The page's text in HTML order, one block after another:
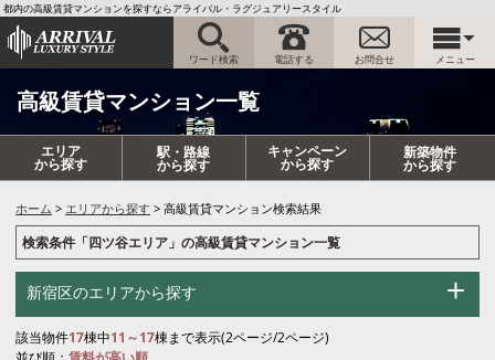
都内の高級賃貸マンションを探すならアライバル・ラグジュアリースタイル
ワード検索 電話する お問合せ メニュー
高級賃貸マンション一覧
エリア
から探す
駅・路線
から探す
キャンペーン
から探す
新築物件
から探す
ホーム エリアから探す 高級賃貸マンション検索結果
検索条件「四ツ谷エリア」の高級賃貸マンション一覧
新宿区のエリアから探す
該当物件17棟中11～17棟まで表示(2ページ/2ページ)